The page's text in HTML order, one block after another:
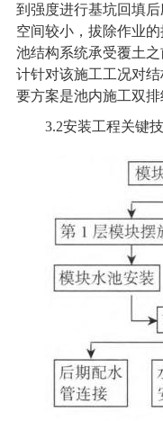
到强度进行基坑回填
空间较小，拔除作业
池结构系统承受覆土
计针对该施工工况对
要方案是池内施工双排
3.2安装工程关键